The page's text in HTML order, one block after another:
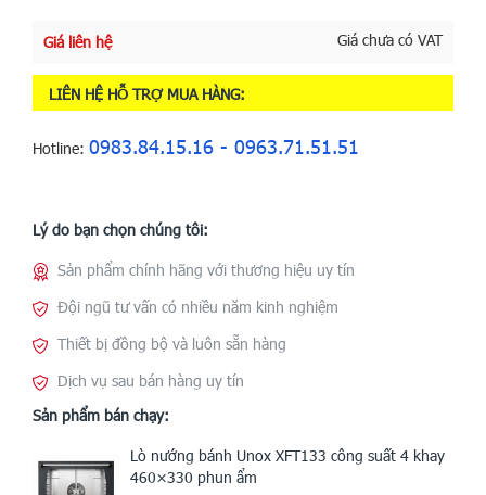
Giá liên hệ Giá chưa có VAT
LIÊN HỆ HỖ TRỢ MUA HÀNG:
Hotline: 0983.84.15.16 - 0963.71.51.51
Lý do bạn chọn chúng tôi:
Sản phẩm chính hãng với thương hiệu uy tín
Đội ngũ tư vấn có nhiều năm kinh nghiệm
Thiết bị đồng bộ và luôn sẵn hàng
Dịch vụ sau bán hàng uy tín
Sản phẩm bán chạy:
Lò nướng bánh Unox XFT133 công suất 4 khay
460×330 phun ẩm